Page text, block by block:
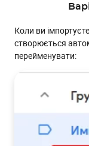
Коли ви
створюється
перейменувати: